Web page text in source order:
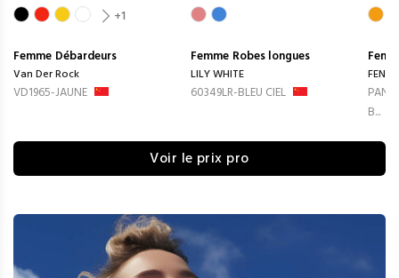
+1
Femme Débardeurs
Van Der Rock
VD1965-JAUNE
Femme Robes longues
LILY WHITE
60349LR-BLEU CIEL
B...
Voir le prix pro